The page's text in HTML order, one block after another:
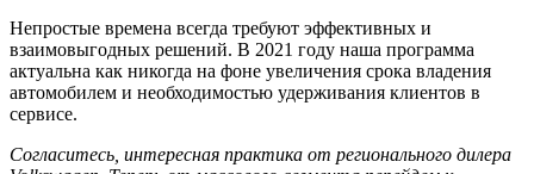
Непростые времена всегда требуют эффективных и
взаимовыгодных решений. В 2021 году наша программа
актуальна как никогда на фоне увеличения срока владе­ния
автомобилем и необходимостью удер­живания клиентов в
сервисе.
Согласитесь, интересная практика от регионального дилера